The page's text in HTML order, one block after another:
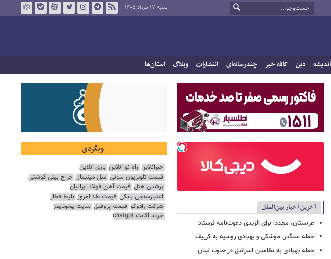
شنبه ۱۷ مرداد ۱۴۰۵
اندیشه دین کافه خبر چندرسانه‌ای انتشارات وبلاگ استان‌ها
آخرین اخبار بین‌الملل
عربستان، مجددا برای الزیدی دعوت‌نامه فرستاد
حمله سنگین موشکی و پهپادی روسیه به کی‌یف
حمله پهپادی به نظامیان اسرائیل در جنوب لبنان
وبگردی
خبرآنلاین راه نو آنلاین بازی آنلاین
قیمت تلویزیون سونی مبل مینیمال جراح بینی گوشتی
پرشین هتل قیمت آهن فولاد ایرانیان
اعتبارسنجی بانکی قیمت طلا امروز بلیط قطار
شرکت رادوکو قیمت پروفیل سایت یوتوتایمز
خرید اکانت chatgpt